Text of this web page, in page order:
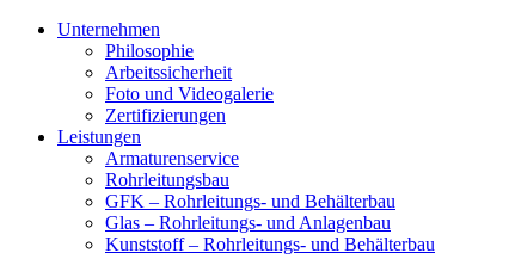
Unternehmen
Philosophie
Arbeitssicherheit
Foto und Videogalerie
Zertifizierungen
Leistungen
Armaturenservice
Rohrleitungsbau
GFK – Rohrleitungs- und Behälterbau
Glas – Rohrleitungs- und Anlagenbau
Kunststoff – Rohrleitungs- und Behälterbau